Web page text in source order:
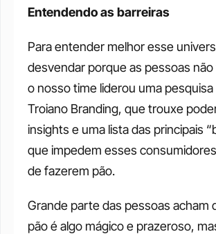
Entendendo as barreiras
Para entender melhor esse
desvendar porque as pessoas não
o nosso time liderou uma pesquisa
Troiano Branding, que trouxe
insights e uma lista das principais
que impedem esses
de fazerem pão.
Grande parte das pessoas acham
pão é algo mágico e prazeroso,